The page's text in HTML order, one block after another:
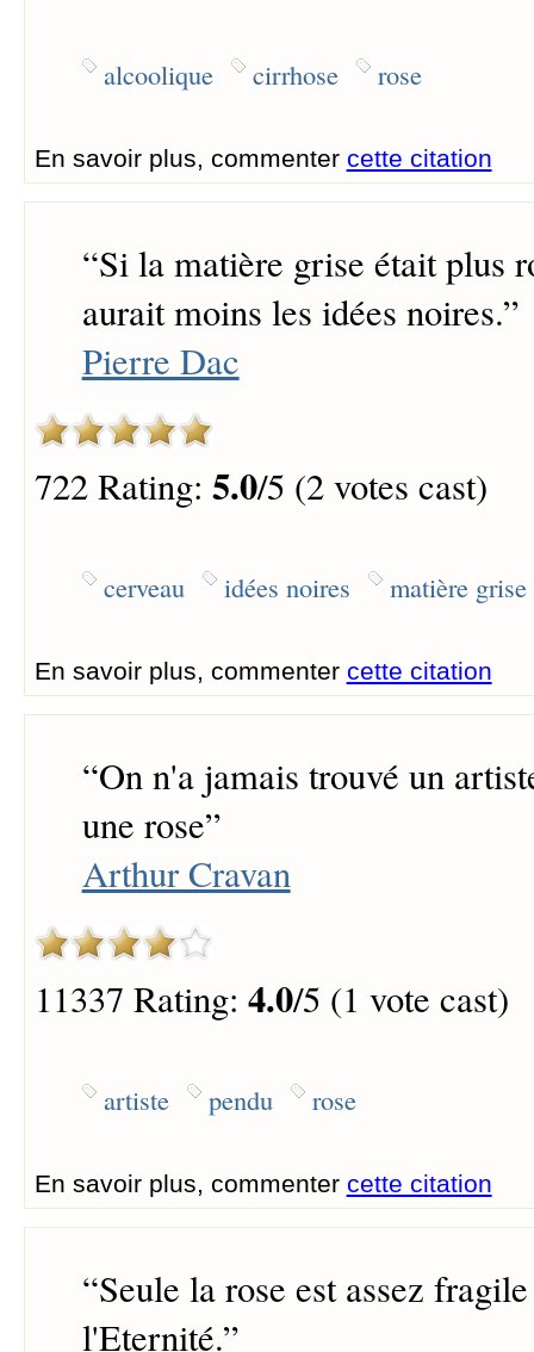
alcoolique cirrhose rose
En savoir plus, commenter cette citation
“Si la matière grise était plus
aurait moins les idées noires.”
Pierre Dac
722 Rating: 5.0/5 (2 votes cast)
cerveau idées noires matière grise
En savoir plus, commenter cette citation
“On n'a jamais trouvé un
une rose”
Arthur Cravan
11337 Rating: 4.0/5 (1 vote cast)
artiste pendu rose
En savoir plus, commenter cette citation
“Seule la rose est assez
l'Eternité.”